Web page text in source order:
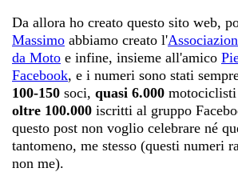
Da allora ho creato questo sito web,
Massimo abbiamo creato l'
da Moto e infine, insieme all'amico
Facebook, e i numeri sono stati
100-150 soci, quasi 6.000
oltre 100.000 iscritti al gruppo
questo post non voglio celebrare né
tantomeno, me stesso (questi numeri
non me).